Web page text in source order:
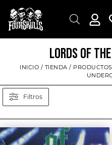
LORDS OF
INICIO / TIENDA /
Filtros